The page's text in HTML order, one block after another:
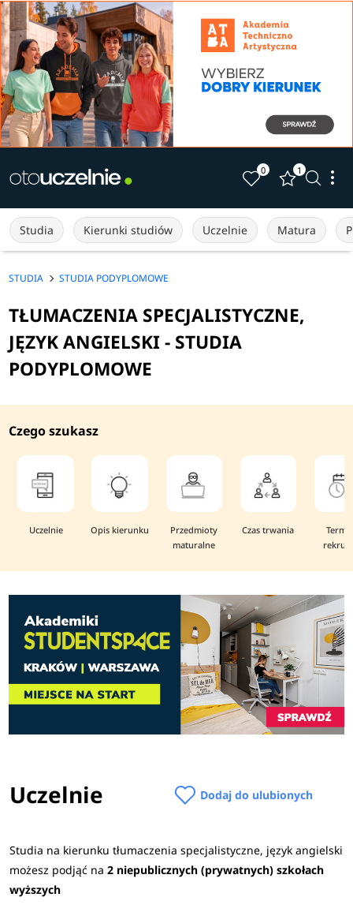
0 1
Studia Kierunki studiów Uczelnie Matura
STUDIA STUDIA PODYPLOMOWE
TŁUMACZENIA SPECJALISTYCZNE,
JĘZYK ANGIELSKI - STUDIA
PODYPLOMOWE
Czego szukasz
Uczelnie Opis kierunku
Przedmioty
maturalne
Czas trwania
Uczelnie Dodaj do ulubionych
Studia na kierunku tłumaczenia specjalistyczne, język angielski
możesz podjąć na 2 niepublicznych (prywatnych) szkołach
wyższych